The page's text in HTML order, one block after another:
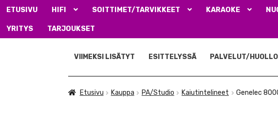
ETUSIVU HIFI SOITTIMET/TARVIKKEET KARAOKE
YRITYS TARJOUKSET
navigointiin
sisältöön
VIIMEKSI LISÄTYT ESITTELYSSÄ PALVELUT/
Etusivu Kauppa PA/Studio Kaiutintelineet Genelec